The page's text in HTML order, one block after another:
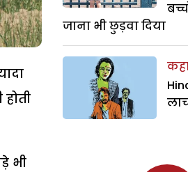
भी
जाना भी छुड़वा दिया